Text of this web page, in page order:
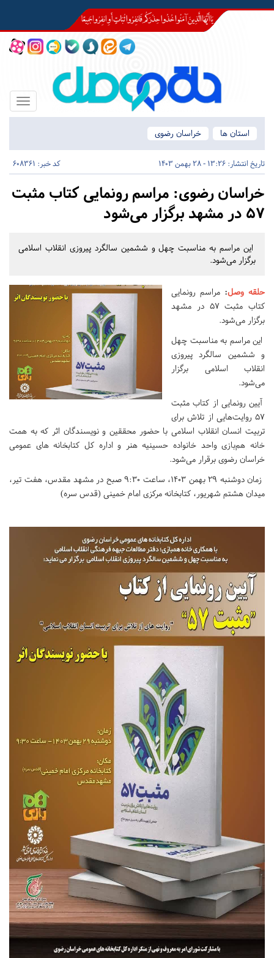
Toggle
استان ها
خراسان رضوی
تاریخ انتشار: 13:26 - 28 بهمن 1403 کد خبر: 608361
خراسان رضوی: مراسم رونمایی کتاب مثبت
۵۷ در مشهد برگزار می‌شود
این مراسم به مناسبت چهل و ششمین سالگرد پیروزی انقلاب اسلامی
برگزار می‌شود.
حلقه وصل: مراسم رونمایی
کتاب مثبت ۵۷ در مشهد
برگزار می‌شود.
این مراسم به مناسبت چهل
و ششمین سالگرد پیروزی
انقلاب اسلامی برگزار
می‌شود.
آیین رونمایی از کتاب مثبت
۵۷ روایت‌هایی از تلاش برای
تربیت انسان انقلاب اسلامی با حضور محققین و نویسندگان اثر که به همت
خانه هم‌بازی واحد خانواده حسینیه هنر و اداره کل کتابخانه های عمومی
خراسان رضوی برقرار می‌شود.
زمان دوشنبه ۲۹ بهمن ۱۴۰۳، ساعت ۹:۳۰ صبح در مشهد مقدس، هفت تیر،
میدان هشتم شهریور، کتابخانه مرکزی امام خمینی (قدس سره)